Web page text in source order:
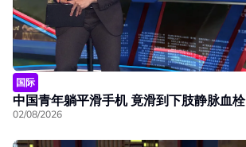
国际
中国青年躺平滑手机 竟滑到下肢静脉血栓
02/08/2026